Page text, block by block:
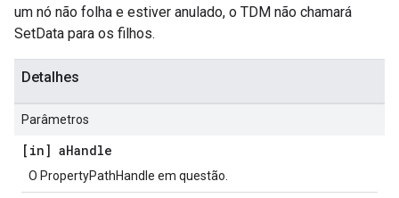
um nó não folha e estiver anulado, o TDM não chamará
SetData para os filhos.
Detalhes
Parâmetros
[in] aHandle
O PropertyPathHandle em questão.